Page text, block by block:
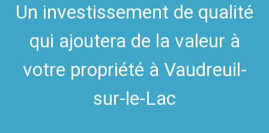
Un investissement de qualité
qui ajoutera de la valeur à
votre propriété à Vaudreuil-
sur-le-Lac